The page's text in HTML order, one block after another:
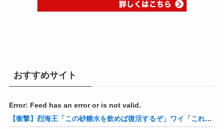
おすすめサイト
Error: Feed has an error or is not valid.
【衝撃】烈海王「この砂糖水を飲めば復活するぞ」ワイ「これはトンデモ理論やろなぁ」ﾍﾟﾗ←結果ｗｗｗｗ